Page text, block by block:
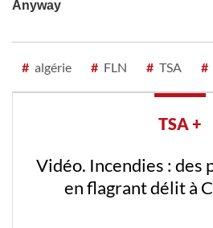
# algérie # FLN # TSA #
TSA +
Vidéo. Incendies : des
en flagrant délit à